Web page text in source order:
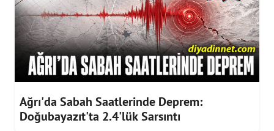
Ağrı'da Sabah Saatlerinde Deprem:
Doğubayazıt'ta 2.4'lük Sarsıntı